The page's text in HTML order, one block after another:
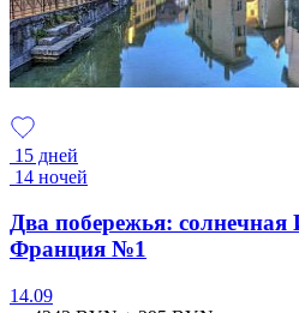
15 дней
14 ночей
Два побережья:
Франция №1
14.09